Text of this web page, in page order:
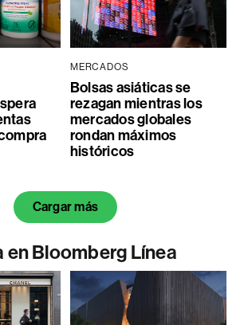
MERCADOS
Bolsas asiáticas se
rezagan mientras los
mercados globales
rondan máximos
históricos
Cargar más
en Bloomberg Línea